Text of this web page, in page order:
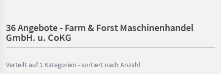
36 Angebote - Farm & Forst Maschinenhandel
GmbH. u. CoKG
Verteilt auf 1 Kategorien - sortiert nach Anzahl